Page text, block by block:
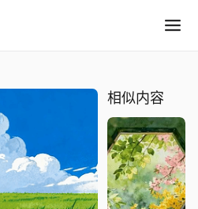
相似内容